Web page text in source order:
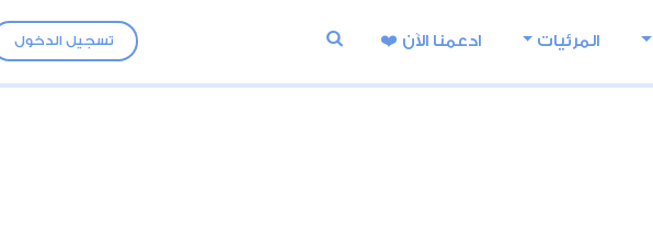
تسجيل الدخول المرئيات ادعمنا اﻵن ❤️